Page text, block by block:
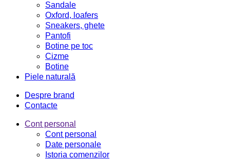
Sandale
Oxford, loafers
Sneakers, ghete
Pantofi
Botine pe toc
Cizme
Botine
Piele naturală
Despre brand
Contacte
Cont personal
Cont personal
Date personale
Istoria comenzilor